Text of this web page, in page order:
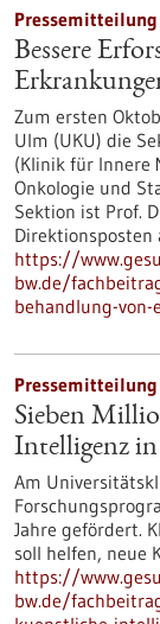
Pressemitteilung
Bessere
Zum ersten
Ulm (UKU) die
(Klinik für Innere
Onkologie und
Sektion ist Prof.
https://
bw.de/
behandlung-
Pressemitteilung
Sieben
Intelligenz
Am
Jahre gefördert.
soll helfen, neue
https://
bw.de/